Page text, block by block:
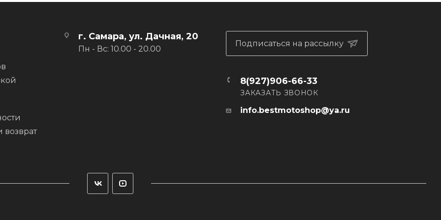
воду.
влажности.
нагрузках.
возврат
г. Самара, ул. Дачная, 20
Пн - Вс: 10.00 - 20.00
Подписаться на рассылку
8(927)906-66-33
ЗАКАЗАТЬ ЗВОНОК
info.bestmotoshop@ya.ru